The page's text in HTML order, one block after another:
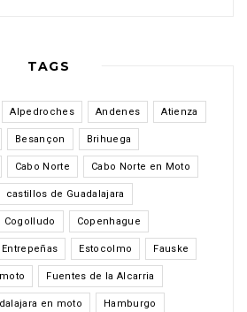
TAGS
Alpedroches Andenes Atienza
Besançon Brihuega
Cabo Norte Cabo Norte en Moto
castillos de Guadalajara
Cogolludo Copenhague
Entrepeñas Estocolmo Fauske
Fuentes de la Alcarria
en moto Hamburgo